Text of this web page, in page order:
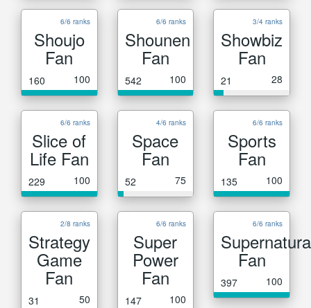
6/6 ranks
Shoujo
Fan
160 100
6/6 ranks
Shounen
Fan
542 100
3/4 ranks
Showbiz
Fan
21 28
6/6 ranks
Slice of
Life Fan
229 100
4/6 ranks
Space
Fan
52 75
6/6 ranks
Sports
Fan
135 100
2/8 ranks
Strategy
Game
Fan
31 50
6/6 ranks
Super
Power
Fan
147 100
6/6 ranks
Fan
397 100